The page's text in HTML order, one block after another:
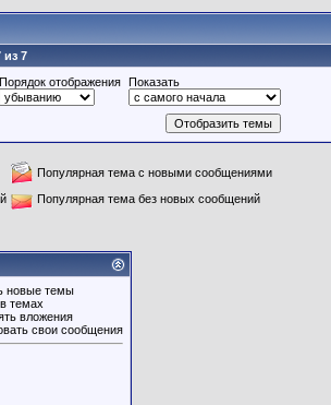
из 7
Порядок отображения Показать
Популярная тема с новыми сообщениями
Популярная тема без новых сообщений
новые темы
темах
вложения
свои сообщения